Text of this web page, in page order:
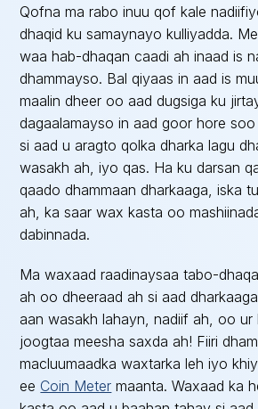
Qofna ma rabo inuu qof kale
dhaqid ku samaynayo kulliyadda.
waa hab-dhaqan caadi ah inaad is
dhammayso. Bal qiyaas in aad is
maalin dheer oo aad dugsiga ku
dagaalamayso in aad goor hore
si aad u aragto qolka dharka lagu
wasakh ah, iyo qas. Ha ku darsan
qaado dhammaan dharkaaga, iska
ah, ka saar wax kasta oo
dabinnada.
Ma waxaad raadinaysaa tabo-
ah oo dheeraad ah si aad
aan wasakh lahayn, nadiif ah, oo ur
joogtaa meesha saxda ah! Fiiri
macluumaadka waxtarka leh iyo
ee Coin Meter maanta. Waxaad ka